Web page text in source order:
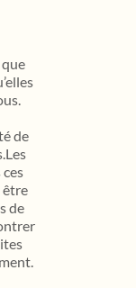
de
être
de